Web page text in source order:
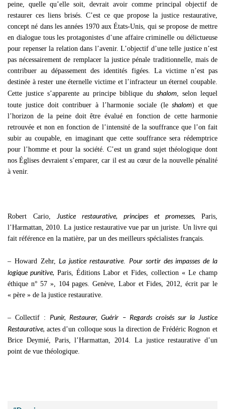
peine, quelle qu’elle soit, devrait avoir comme principal objectif de
restaurer ces liens brisés. C’est ce que propose la justice restaurative,
concept né dans les années 1970 aux États-Unis, qui se propose de mettre
en dialogue tous les protagonistes d’une affaire criminelle ou délictueuse
pour repenser la relation dans l’avenir. L’objectif d’une telle justice n’est
pas nécessairement de remplacer la justice pénale traditionnelle, mais de
contribuer au dépassement des identités figées. La victime n’est pas
destinée à rester une éternelle victime et l’infracteur un éternel coupable.
Cette justice s’apparente au principe biblique du shalom, selon lequel
toute justice doit contribuer à l’harmonie sociale (leshalom) et que
l’horizon de la peine doit être évalué en fonction de cette harmonie
retrouvée et non en fonction de l’intensité de la souffrance que l’on fait
subir au coupable, en imaginant que cette souffrance sera rédemptrice
pour l’homme et pour la société. C’est un grand sujet théologique dont
nos Églises devraient s’emparer, car il est au cœur de la nouvelle pénalité
à venir.
Robert Cario,Justice restaurative, principes et promesses,Paris,
l’Harmattan, 2010. La justice restaurative vue par un juriste. Un livre qui
fait référence en la matière, par un des meilleurs spécialistes français.
– Howard Zehr,La justice restaurative. Pour sortir des impasses de la
logique punitive, Paris, Éditions Labor et Fides, collection « Le champ
éthique n° 57 », 104 pages. Genève, Labor et Fides, 2012, écrit par le
« père » de la justice restaurative.
– Collectif :Punir, Restaurer, Guérir –Regards croisés sur la Justice
Restaurative, actes d’un colloque sous la direction de Frédéric Rognon et
Brice Deymié, Paris, l’Harmattan, 2014. La justice restaurative d’un
point de vue théologique.